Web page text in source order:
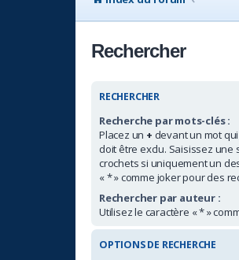
Rechercher
RECHERCHER
Recherche par mots-clés :
Placez un + devant un mot
doit être exclu. Saisissez
crochets si uniquement un
« * » comme joker pour des
Rechercher par auteur :
Utilisez le caractère « * »
OPTIONS DE RECHERCHE